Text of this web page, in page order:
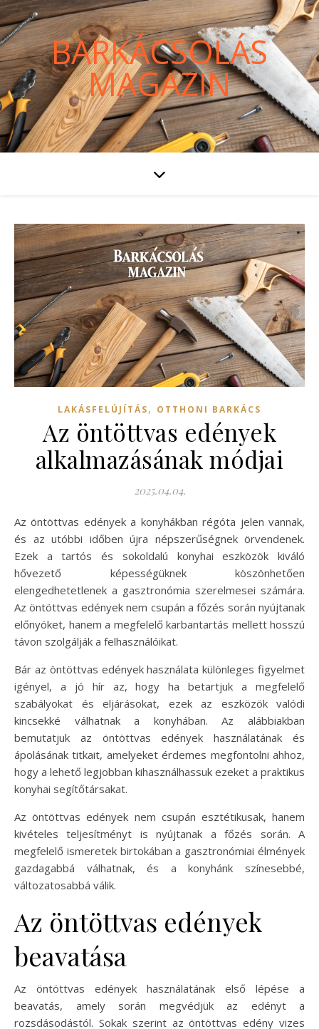
BARKÁCSOLÁS
MAGAZIN
LAKÁSFELÚJÍTÁS, OTTHONI BARKÁCS
Az öntöttvas edények
alkalmazásának módjai
2025.04.04.
Az öntöttvas edények a konyhákban régóta jelen vannak,
és az utóbbi időben újra népszerűségnek örvendenek.
Ezek a tartós és sokoldalú konyhai eszközök kiváló
hővezető képességüknek köszönhetően
elengedhetetlenek a gasztronómia szerelmesei számára.
Az öntöttvas edények nem csupán a főzés során nyújtanak
előnyöket, hanem a megfelelő karbantartás mellett hosszú
távon szolgálják a felhasználóikat.
Bár az öntöttvas edények használata különleges figyelmet
igényel, a jó hír az, hogy ha betartjuk a megfelelő
szabályokat és eljárásokat, ezek az eszközök valódi
kincsekké válhatnak a konyhában. Az alábbiakban
bemutatjuk az öntöttvas edények használatának és
ápolásának titkait, amelyeket érdemes megfontolni ahhoz,
hogy a lehető legjobban kihasználhassuk ezeket a praktikus
konyhai segítőtársakat.
Az öntöttvas edények nem csupán esztétikusak, hanem
kivételes teljesítményt is nyújtanak a főzés során. A
megfelelő ismeretek birtokában a gasztronómiai élmények
gazdagabbá válhatnak, és a konyhánk színesebbé,
változatosabbá válik.
Az öntöttvas edények
beavatása
Az öntöttvas edények használatának első lépése a
beavatás, amely során megvédjük az edényt a
rozsdásodástól. Sokak szerint az öntöttvas edény vizes